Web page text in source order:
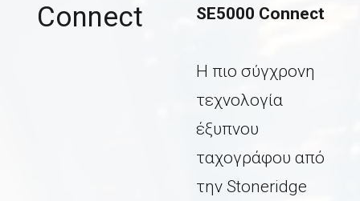
Connect
SE5000 Connect
Η πιο σύγχρονη
τεχνολογία
έξυπνου
ταχογράφου από
την Stoneridge